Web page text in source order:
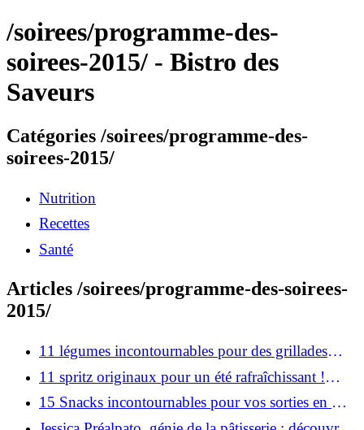
/soirees/programme-des-
soirees-2015/ - Bistro des
Saveurs
Catégories /soirees/programme-des-
soirees-2015/
Nutrition
Recettes
Santé
Articles /soirees/programme-des-soirees-
2015/
11 légumes incontournables pour des grillades
parfaites tout l’été !
11 spritz originaux pour un été rafraîchissant !
Découvrez-les ici !
15 Snacks incontournables pour vos sorties en mer
! Découvrez-les ici !